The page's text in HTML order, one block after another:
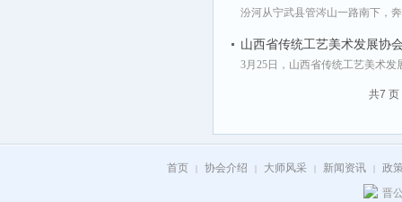
汾河从宁武县管涔山一路南下，
山西省传统工艺美术发展协
3月25日，山西省传统工艺美术
共7 页
首页 | 协会介绍 | 大师风采 | 新闻资讯 |
政
晋